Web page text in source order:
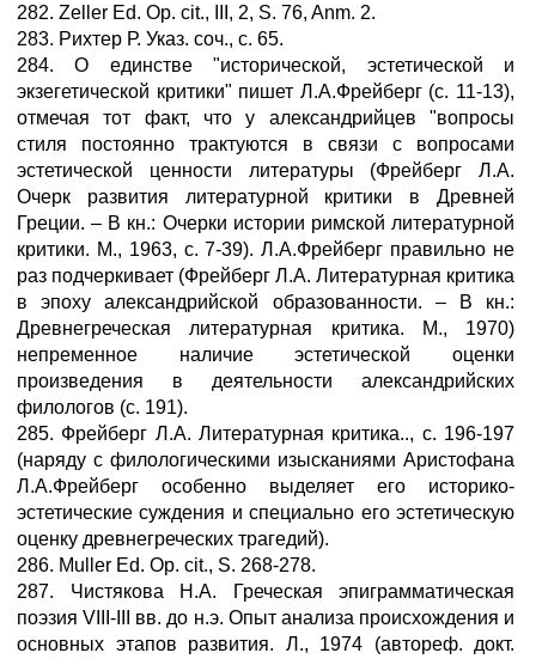
282. Zeller Ed. Op. cit., III, 2, S. 76, Anm. 2.
283. Рихтер Р. Указ. соч., с. 65.
284. О единстве "исторической, эстетической и
экзегетической критики" пишет Л.А.Фрейберг (с. 11-13),
отмечая тот факт, что у александрийцев "вопросы
стиля постоянно трактуются в связи с вопросами
эстетической ценности литературы (Фрейберг Л.А.
Очерк развития литературной критики в Древней
Греции. – В кн.: Очерки истории римской литературной
критики. М., 1963, с. 7-39). Л.А.Фрейберг правильно не
раз подчеркивает (Фрейберг Л.А. Литературная критика
в эпоху александрийской образованности. – В кн.:
Древнегреческая литературная критика. М., 1970)
непременное наличие эстетической оценки
произведения в деятельности александрийских
филологов (с. 191).
285. Фрейберг Л.А. Литературная критика.., с. 196-197
(наряду с филологическими изысканиями Аристофана
Л.А.Фрейберг особенно выделяет его историко-
эстетические суждения и специально его эстетическую
оценку древнегреческих трагедий).
286. Muller Ed. Op. cit., S. 268-278.
287. Чистякова Н.А. Греческая эпиграмматическая
поэзия VIII-III вв. до н.э. Опыт анализа происхождения и
основных этапов развития. Л., 1974 (автореф. докт.